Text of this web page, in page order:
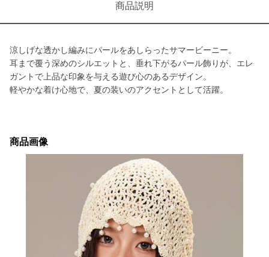
商品説明
涼しげな透かし編みにパールをあしらったサマービーニー。
耳まで覆う深めのシルエットと、垂れ下がるパール飾りが、エレ
ガントで上品な印象を与える遊び心のあるデザイン。
軽やかな着け心地で、夏の装いのアクセントとして活躍。
商品画像